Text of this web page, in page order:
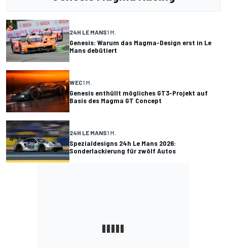
24H LE MANS1 M.
Genesis: Warum das Magma-Design erst in Le
Mans debütiert
WEC1 M.
Genesis enthüllt mögliches GT3-Projekt auf
Basis des Magma GT Concept
24H LE MANS1 M.
Spezialdesigns 24h Le Mans 2026:
Sonderlackierung für zwölf Autos